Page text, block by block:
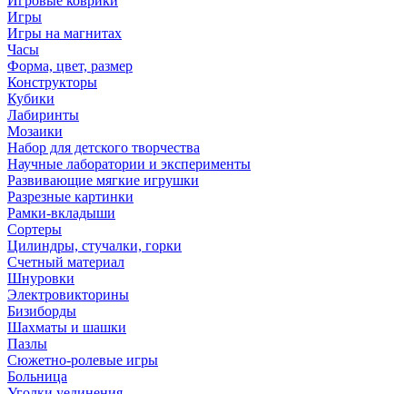
Игры
Игры на магнитах
Часы
Форма, цвет, размер
Конструкторы
Кубики
Лабиринты
Мозаики
Набор для детского творчества
Научные лаборатории и эксперименты
Развивающие мягкие игрушки
Разрезные картинки
Рамки-вкладыши
Сортеры
Цилиндры, стучалки, горки
Счетный материал
Шнуровки
Электровикторины
Бизиборды
Шахматы и шашки
Пазлы
Сюжетно-ролевые игры
Больница